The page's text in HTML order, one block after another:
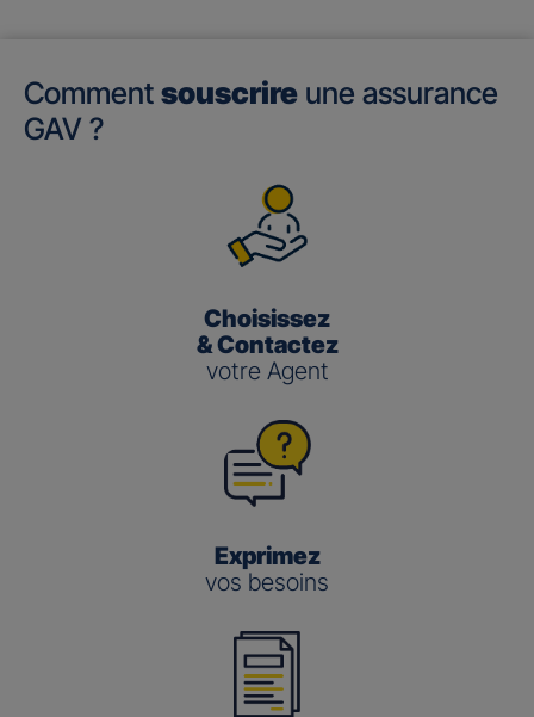
Comment souscrire une assurance
GAV ?
Choisissez
& Contactez
votre Agent
Exprimez
vos besoins